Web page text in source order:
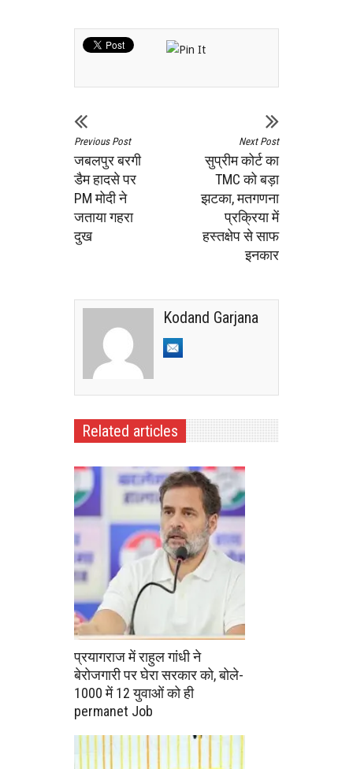
Previous Post
जबलपुर बरगी
डैम हादसे पर
PM मोदी ने
जताया गहरा
दुख
Next Post
सुप्रीम कोर्ट का
TMC को बड़ा
झटका, मतगणना
प्रक्रिया में
हस्तक्षेप से साफ
इनकार
Kodand Garjana
Related articles
प्रयागराज में राहुल गांधी ने
बेरोजगारी पर घेरा सरकार को, बोले-
1000 में 12 युवाओं को ही
permanet Job